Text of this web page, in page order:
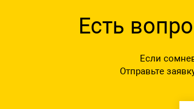
Есть
Если
Отправьте